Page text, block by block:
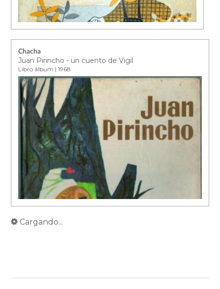
Chacha
Juan Pirincho - un cuento de Vigil
Libro álbum | 1968
Cargando...